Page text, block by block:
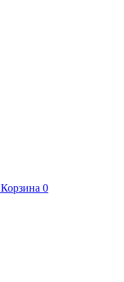
Корзина 0